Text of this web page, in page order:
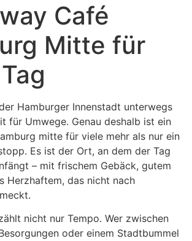
Café
Mitte für
Hamburger Innenstadt unterwegs
für Umwege. Genau deshalb ist ein
mitte für viele mehr als nur ein
Es ist der Ort, an dem der Tag
– mit frischem Gebäck, gutem
Herzhaftem, das nicht nach
nicht nur Tempo. Wer zwischen
oder einem Stadtbummel